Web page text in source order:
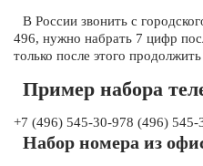
В России звонить с
496, нужно набрать 7 цифр
только после этого
Пример набора
+7 (496) 545-30-978 (496) 545-
Набор номера из